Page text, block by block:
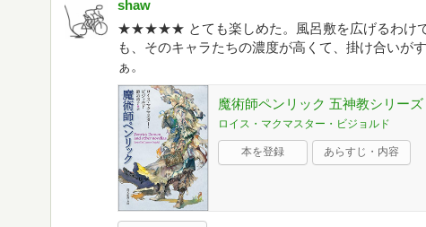
shaw
★★★★★ とても楽しめた。風呂敷を広げるわけで
も、そのキャラたちの濃度が高くて、掛け合いが
ぁ。
魔術師ペンリック 五神教シリー
ロイス・マクマスター・ビジョルド
本を登録 あらすじ・内容